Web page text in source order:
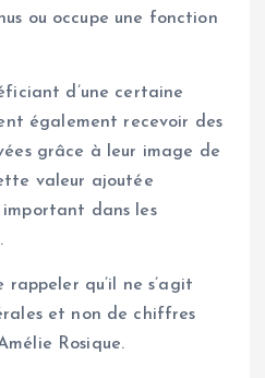
ou occupe une fonction
d’une certaine
également recevoir des
grâce à leur image de
valeur ajoutée
dans les
qu’il ne s’agit
et non de chiffres
Rosique.